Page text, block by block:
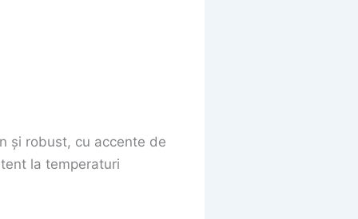
și robust, cu accente de
la temperaturi